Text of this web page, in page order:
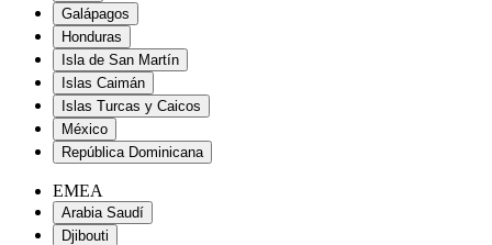
Galápagos
Honduras
Isla de San Martín
Islas Caimán
Islas Turcas y Caicos
México
República Dominicana
EMEA
Arabia Saudí
Djibouti